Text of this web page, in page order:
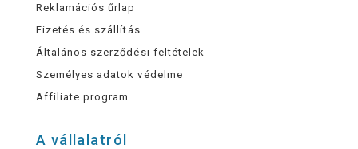
Reklamációs űrlap
Fizetés és szállítás
Általános szerződési feltételek
Személyes adatok védelme
Affiliate program
A vállalatról